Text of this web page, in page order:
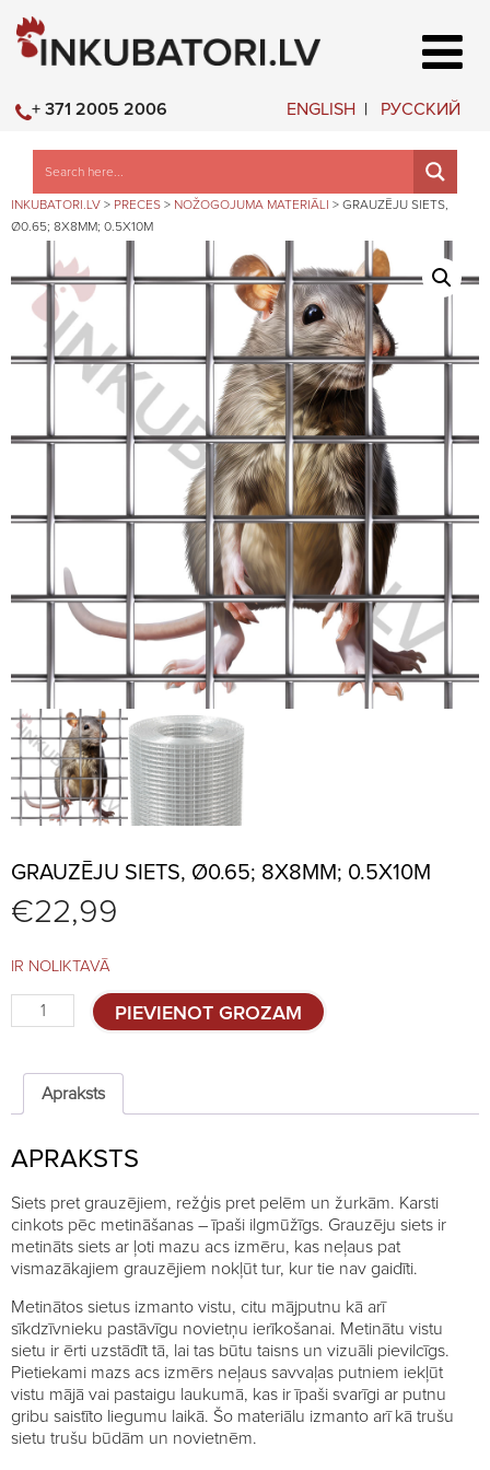
ENGLISH РУССКИЙ
+ 371 2005 2006
INKUBATORI.LV > PRECES > NOŽOGOJUMA MATERIĀLI > GRAUZĒJU SIETS,
Ø0.65; 8X8MM; 0.5X10M
GRAUZĒJU SIETS, Ø0.65; 8X8MM; 0.5X10M
€22,99
IR NOLIKTAVĀ
Grauzēju
siets,
8x8mm;
0.5x10m
quantity
PIEVIENOT GROZAM
Apraksts
APRAKSTS
Siets pret grauzējiem, režģis pret pelēm un žurkām. Karsti
cinkots pēc metināšanas – īpaši ilgmūžīgs. Grauzēju siets ir
metināts siets ar ļoti mazu acs izmēru, kas neļaus pat
vismazākajiem grauzējiem nokļūt tur, kur tie nav gaidīti.
Metinātos sietus izmanto vistu, citu mājputnu kā arī
sīkdzīvnieku pastāvīgu novietņu ierīkošanai. Metinātu vistu
sietu ir ērti uzstādīt tā, lai tas būtu taisns un vizuāli pievilcīgs.
Pietiekami mazs acs izmērs neļaus savvaļas putniem iekļūt
vistu mājā vai pastaigu laukumā, kas ir īpaši svarīgi ar putnu
gribu saistīto liegumu laikā. Šo materiālu izmanto arī kā trušu
sietu trušu būdām un novietnēm.